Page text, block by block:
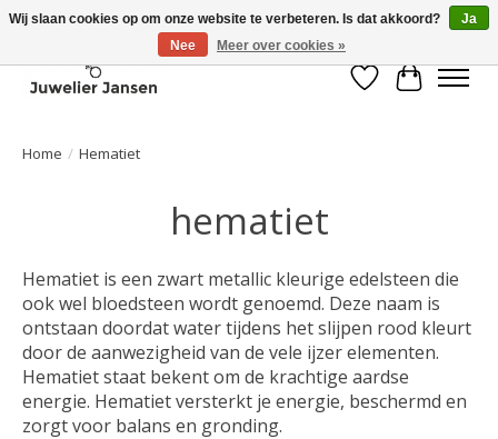
Verlanglijst
Home / Hematiet
hematiet
Hematiet is een zwart metallic kleurige edelsteen die
ook wel bloedsteen wordt genoemd. Deze naam is
ontstaan doordat water tijdens het slijpen rood kleurt
door de aanwezigheid van de vele ijzer elementen.
Hematiet staat bekent om de krachtige aardse
energie. Hematiet versterkt je energie, beschermd en
zorgt voor balans en gronding.
Wij slaan cookies op om onze website te verbeteren. Is dat akkoord?
Ja
Nee
Meer over cookies »